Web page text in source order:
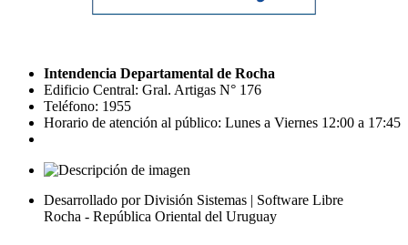
Intendencia Departamental de Rocha
Edificio Central: Gral. Artigas N° 176
Teléfono: 1955
Horario de atención al público: Lunes a Viernes 12:00 a 17:45
Desarrollado por División Sistemas | Software Libre
Rocha - República Oriental del Uruguay